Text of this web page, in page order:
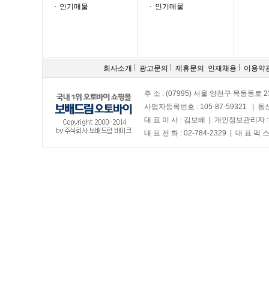
인기매물
인기매물
회사소개 광고문의 제휴문의 인재채용 이용약
주 소 : (07995) 서울 양천구 목동동로
사업자등록번호 : 105-87-59321 | 통
대 표 이 사 : 김보배 | 개인정보관리자
대 표 전 화 : 02-784-2329 | 대 표 팩